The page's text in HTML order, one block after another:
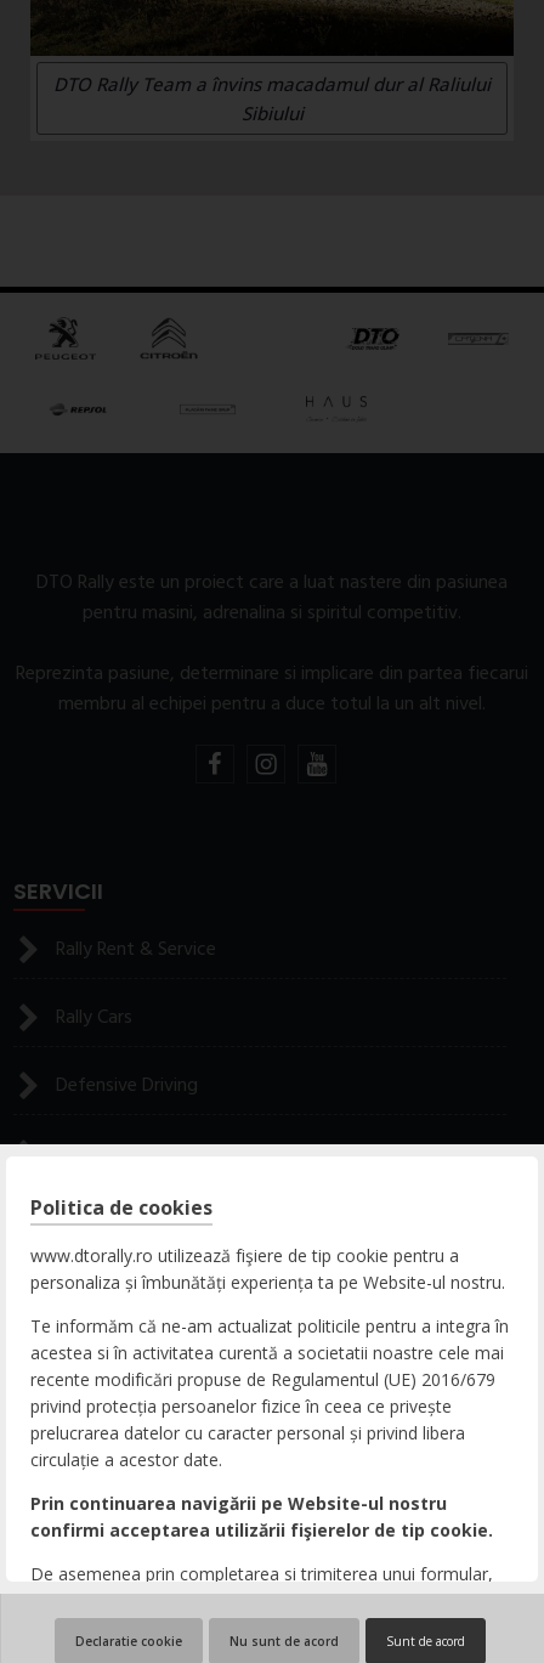
DTO Rally Team a învins macadamul dur al Raliului
Sibiului
DTO Rally este un proiect care a luat nastere din pasiunea
pentru masini, adrenalina si spiritul competitiv.
Reprezinta pasiune, determinare si implicare din partea fiecarui
membru al echipei pentru a duce totul la un alt nivel.
SERVICII
Rally Rent & Service
Rally Cars
Defensive Driving
Rally Experience
CONTACT
DN65b, Nr. 9, Zona Comercială Bradu, 117141
Pitești, Argeș, România
TELEFON
+40 248 207616
EMAIL
office@dtorally.ro
© Copyright 2020 Politica de Cookies
Politica de cookies
www.dtorally.ro utilizează fişiere de tip cookie pentru a
personaliza și îmbunătăți experiența ta pe Website-ul nostru.
Te informăm că ne-am actualizat politicile pentru a integra în
acestea si în activitatea curentă a societatii noastre cele mai
recente modificări propuse de Regulamentul (UE) 2016/679
privind protecția persoanelor fizice în ceea ce privește
prelucrarea datelor cu caracter personal și privind libera
circulație a acestor date.
Prin continuarea navigării pe Website-ul nostru
confirmi acceptarea utilizării fişierelor de tip cookie.
De asemenea prin completarea si trimiterea unui formular,
email sau a unei solicitari care contin date cu caracter
personal, confirmi ca esti de acord cu transmiterea acestora
si inclusiv cu toate normele europene privitoare la
Sunt de acord
Nu sunt de acord
Declaratie cookie